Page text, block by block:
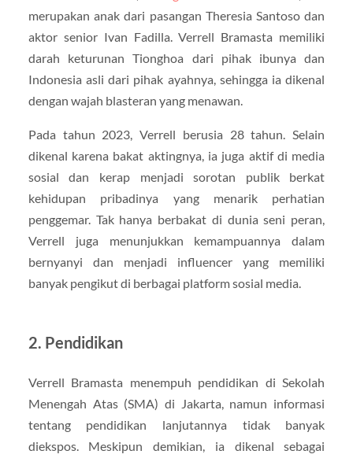
merupakan anak dari pasangan Theresia Santoso dan
aktor senior Ivan Fadilla. Verrell Bramasta memiliki
darah keturunan Tionghoa dari pihak ibunya dan
Indonesia asli dari pihak ayahnya, sehingga ia dikenal
dengan wajah blasteran yang menawan.
Pada tahun 2023, Verrell berusia 28 tahun. Selain
dikenal karena bakat aktingnya, ia juga aktif di media
sosial dan kerap menjadi sorotan publik berkat
kehidupan pribadinya yang menarik perhatian
penggemar. Tak hanya berbakat di dunia seni peran,
Verrell juga menunjukkan kemampuannya dalam
bernyanyi dan menjadi influencer yang memiliki
banyak pengikut di berbagai platform sosial media.
2. Pendidikan
Verrell Bramasta menempuh pendidikan di Sekolah
Menengah Atas (SMA) di Jakarta, namun informasi
tentang pendidikan lanjutannya tidak banyak
diekspos. Meskipun demikian, ia dikenal sebagai